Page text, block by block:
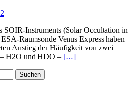
2
SOIR-Instruments (Solar Occultation in
Raumsonde Venus Express haben
Anstieg der Häufigkeit von zwei
H2O und HDO – […]